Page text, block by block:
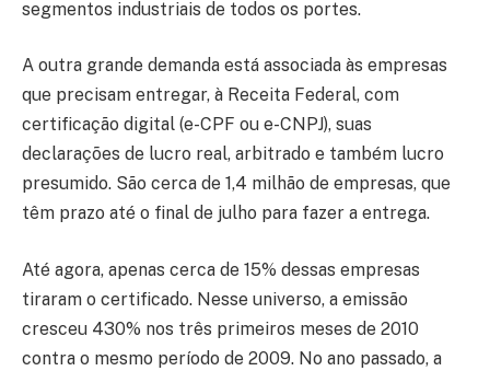
segmentos industriais de todos os portes.
A outra grande demanda está associada às empresas
que precisam entregar, à Receita Federal, com
certificação digital (e-CPF ou e-CNPJ), suas
declarações de lucro real, arbitrado e também lucro
presumido. São cerca de 1,4 milhão de empresas, que
têm prazo até o final de julho para fazer a entrega.
Até agora, apenas cerca de 15% dessas empresas
tiraram o certificado. Nesse universo, a emissão
cresceu 430% nos três primeiros meses de 2010
contra o mesmo período de 2009. No ano passado, a